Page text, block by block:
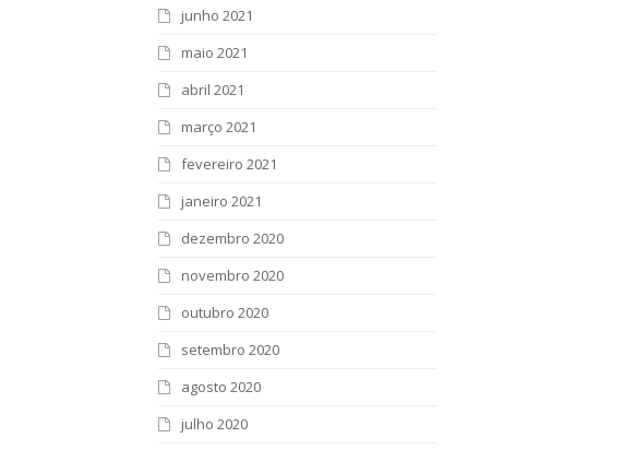
junho 2021
maio 2021
abril 2021
março 2021
fevereiro 2021
janeiro 2021
dezembro 2020
novembro 2020
outubro 2020
setembro 2020
agosto 2020
julho 2020